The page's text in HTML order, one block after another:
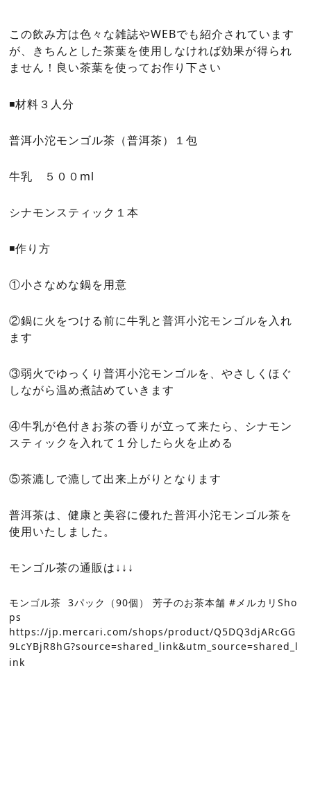
この飲み方は色々な雑誌やWEBでも紹介されています
が、きちんとした茶葉を使用しなければ効果が得られ
ません！良い茶葉を使ってお作り下さい
◾️材料３人分
普洱小沱モンゴル茶（普洱茶）１包
牛乳 ５００ml
シナモンスティック１本
◾️作り方
①小さなめな鍋を用意
②鍋に火をつける前に牛乳と普洱小沱モンゴルを入れ
ます
③弱火でゆっくり普洱小沱モンゴルを、やさしくほぐ
しながら温め煮詰めていきます
④牛乳が色付きお茶の香りが立って来たら、シナモン
スティックを入れて１分したら火を止める
⑤茶漉しで漉して出来上がりとなります
普洱茶は、健康と美容に優れた普洱小沱モンゴル茶を
使用いたしました。
モンゴル茶の通販は↓↓↓
モンゴル茶 3パック（90個） 芳子のお茶本舗 #メルカリSho
ps
https://jp.mercari.com/shops/product/Q5DQ3djARcGG
9LcYBjR8hG?source=shared_link&utm_source=shared_l
ink